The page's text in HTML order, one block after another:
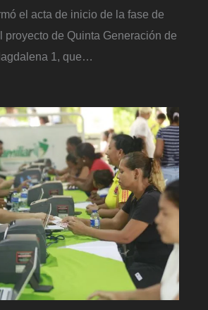
el acta de inicio de la fase de
proyecto de Quinta Generación de
1, que…